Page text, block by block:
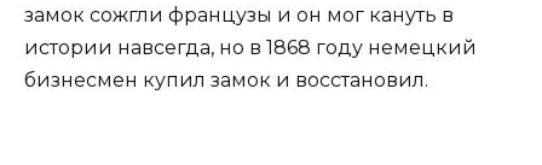
замок сожгли французы и он мог кануть в
истории навсегда, но в 1868 году немецкий
бизнесмен купил замок и восстановил.